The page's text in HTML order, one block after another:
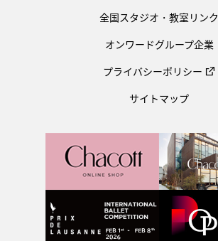
全国スタジオ・教室リンク
オンワードグループ企業
プライバシーポリシー
サイトマップ